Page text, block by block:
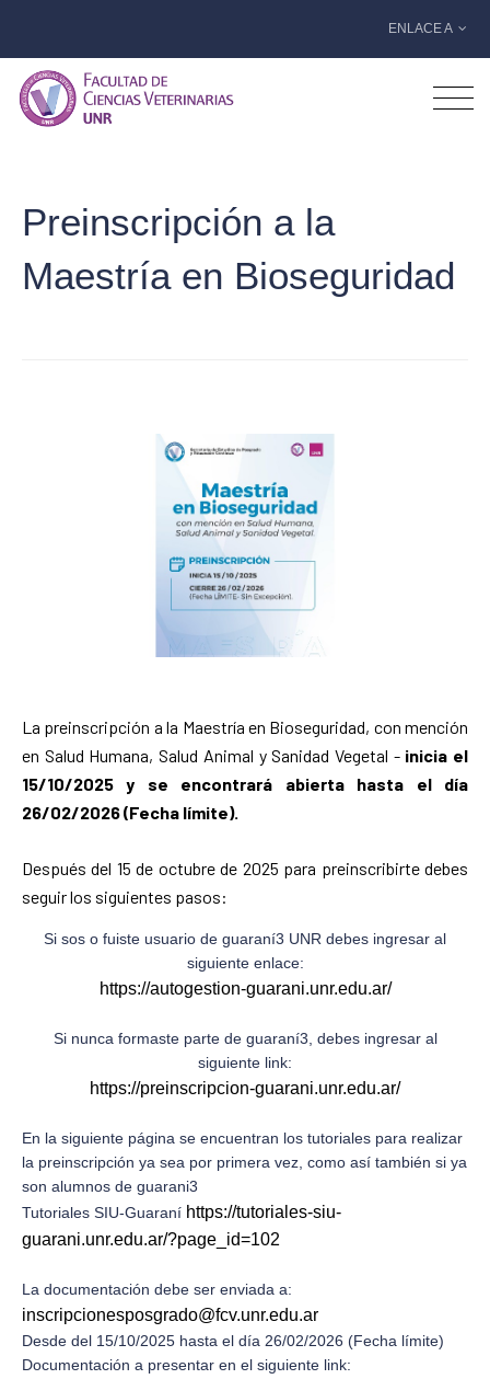
ENLACE A
Preinscripción a la
Maestría en Bioseguridad
La preinscripción a la Maestría en Bioseguridad, con mención
en Salud Humana, Salud Animal y Sanidad Vegetal -inicia el
15/10/2025 y se encontrará abierta hasta el día
26/02/2026 (Fecha límite).
Después del 15 de octubre de 2025 para preinscribirte debes
seguir los siguientes pasos:
Si sos o fuiste usuario de guaraní3 UNR debes ingresar al
siguiente enlace:
https://autogestion-guarani.unr.edu.ar/
Si nunca formaste parte de guaraní3, debes ingresar al
siguiente link:
https://preinscripcion-guarani.unr.edu.ar/
En la siguiente página se encuentran los tutoriales para realizar
la preinscripción ya sea por primera vez, como así también si ya
son alumnos de guarani3
Tutoriales SIU-Guaraní https://tutoriales-siu-
guarani.unr.edu.ar/?page_id=102
La documentación debe ser enviada a:
inscripcionesposgrado@fcv.unr.edu.ar
Desde del 15/10/2025 hasta el día 26/02/2026 (Fecha límite)
Documentación a presentar en el siguiente link: